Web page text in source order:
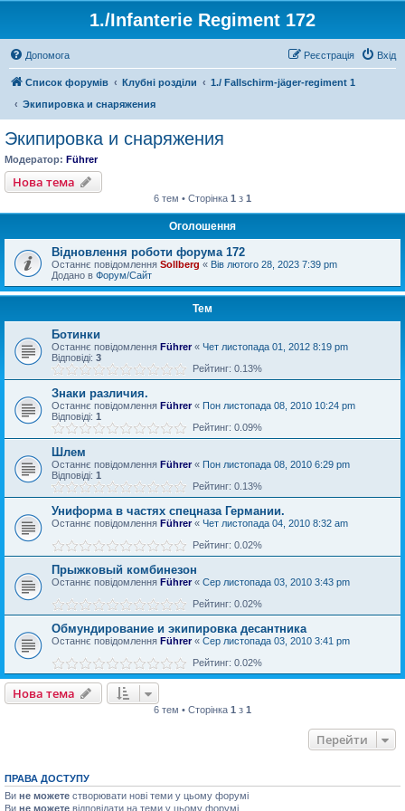
1./Infanterie Regiment 172
Допомога Вхід
Реєстрація
Список форумів Клубні розділи
1./ Fallschirm-jäger-regiment 1
Экипировка и снаряжения
Экипировка и снаряжения
Модератор: Führer
Нова тема
6 тем • Сторінка 1 з 1
Оголошення
Відновлення роботи форума 172
Останнє повідомлення Sollberg « Вів лютого 28, 2023 7:39 pm
Додано в Форум/Сайт
Тем
Ботинки
Останнє повідомлення Führer« Чет листопада 01, 2012 8:19 pm
Відповіді: 3
Рейтинг: 0.13%
Знаки различия.
Останнє повідомлення Führer« Пон листопада 08, 2010 10:24 pm
Відповіді: 1
Рейтинг: 0.09%
Шлем
Останнє повідомлення Führer« Пон листопада 08, 2010 6:29 pm
Відповіді: 1
Рейтинг: 0.13%
Униформа в частях спецназа Германии.
Останнє повідомлення Führer« Чет листопада 04, 2010 8:32 am
Рейтинг: 0.02%
Прыжковый комбинезон
Останнє повідомлення Führer« Сер листопада 03, 2010 3:43 pm
Рейтинг: 0.02%
Обмундирование и экипировка десантника
Останнє повідомлення Führer« Сер листопада 03, 2010 3:41 pm
Рейтинг: 0.02%
Нова тема
6 тем • Сторінка 1 з 1
Перейти
ПРАВА ДОСТУПУ
Ви не можете створювати нові теми у цьому форумі
Ви не можете відповідати на теми у цьому форумі